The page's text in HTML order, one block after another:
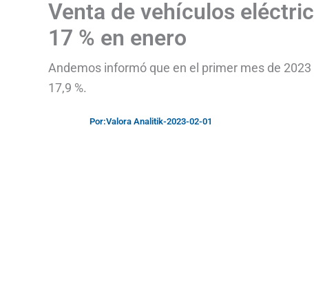
Venta de vehículos
17 % en enero
Andemos informó que en el primer mes de
17,9 %.
Por:Valora Analitik-2023-02-01